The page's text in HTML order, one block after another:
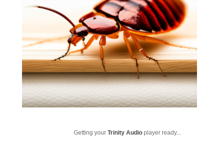
Getting your Trinity Audioplayer ready...